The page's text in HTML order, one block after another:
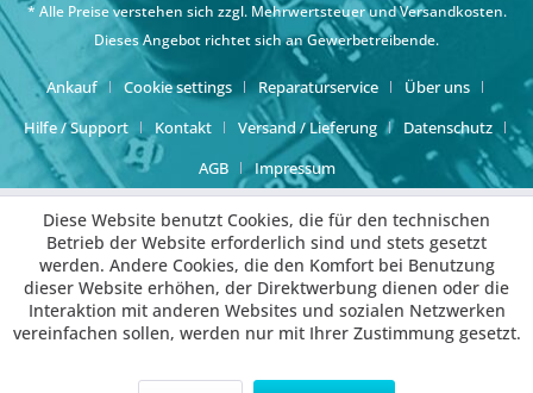
* Alle Preise verstehen sich zzgl. Mehrwertsteuer undVersandkosten.
Dieses Angebot richtet sich an Gewerbetreibende.
Ankauf Cookie settings Reparaturservice
Über uns
Hilfe / Support
Kontakt Versand / Lieferung
Datenschutz
AGB
Impressum
Diese Website benutzt Cookies, die für den technischen
Betrieb der Website erforderlich sind und stets gesetzt
werden. Andere Cookies, die den Komfort bei Benutzung
dieser Website erhöhen, der Direktwerbung dienen oder die
Interaktion mit anderen Websites und sozialen Netzwerken
vereinfachen sollen, werden nur mit Ihrer Zustimmung gesetzt.